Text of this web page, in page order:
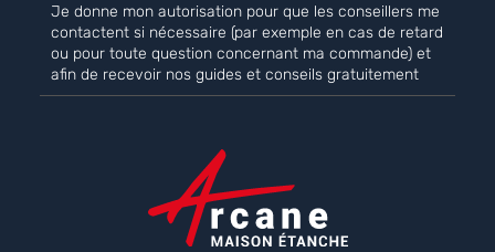
Je donne mon autorisation pour que les conseillers me
contactent si nécessaire (par exemple en cas de retard
ou pour toute question concernant ma commande) et
afin de recevoir nos guides et conseils gratuitement